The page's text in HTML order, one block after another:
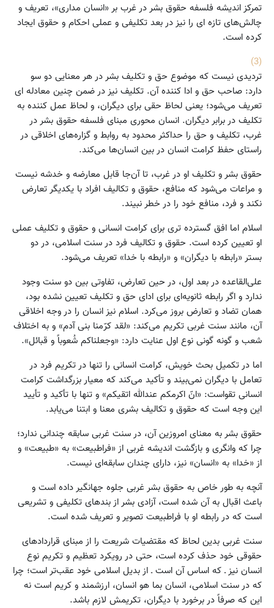
تمرکز اندیشه فلسفه حقوق بشر در غرب بر «انسان مداری»، تعریف و
چالش‌های تازه ای را نیز در بعد تکلیفی و عملی احکام و حقوق ایجاد
کرده است.
(3)
تردیدی نیست که موضوع حق و تکلیف بشر در هر معنایی دو سو
دارد: صاحب حق و ادا کننده آن. تکلیف نیز در ضمن چنین معادله ای
تعریف می‌شود؛ یعنی لحاظ حقی برای دیگران، و لحاظ عمل کننده به
تکلیف در برابر دیگران. انسان محوری مبنای فلسفه حقوق بشر در
غرب، تکلیف و حق را حداکثر محدود به روابط و گزاره‌های اخلاقی در
راستای حفظ کرامت انسان در بین انسان‌ها می‌کند.
حقوق بشر و تکلیف او در غرب، تا آن‌جا قابل معارضه و خدشه نیست
و مراعات می‌شود که منافع، حقوق و تکالیف افراد با یکدیگر تعارض
نکند و فرد، منافع خود را در خطر نبیند.
اسلام اما افق گسترده تری برای کرامت انسانی و حقوق و تکلیف عملی
او تعیین کرده است. حقوق و تکالیف فرد در سنت اسلامی، در دو
بستر «رابطه با دیگران» و «رابطه با خدا» تعریف می‌شود.
علی‌القاعده در بعد اول، در حین تعارض، تفاوتی بین دو سنت وجود
ندارد و اگر رابطه ثانویه‌ای برای ادای حق و تکلیف تعیین نشده بود،
همان تضاد و تعارض بروز می‌کرد. اسلام نیز انسان را در وجه اخلاقی
آن، مانند سنت غربی تکریم می‌کند: «لقد کرّمنا بنی آدم» و به اختلاف
شعب و گونه گونی نوع اول عنایت دارد: «وجعلناکم شُعوباً و قبائل».
اما در تکمیل بحث خویش، کرامت انسانی را تنها در تکریم فرد در
تعامل با دیگران نمی‌بیند و تأکید می‌کند که معیار بزرگداشت کرامت
انسانی تقواست: «انّ اکرمکم عندالله اتقیکم» و تنها با تأکید و تأیید
این وجه است که حقوق و تکالیف بشری معنا و ابتنا می‌یابد.
حقوق بشر به معنای امروزین آن، در سنت غربی سابقه چندانی ندارد؛
چرا که وانگری و بازگشت اندیشه غربی از «فراطبیعت» به «طبیعت» و
از «خدا» به «انسان» نیز، دارای چندان سابقه‌ای نیست.
آنچه به طور خاص به حقوق بشر غربی جلوه جهانگیر داده است و
باعث اقبال به آن شده است، آزادی بشر از بندهای تکلیفی و تشریعی
است که در رابطه او با فراطبیعت تصویر و تعریف شده است.
سنت غربی بدین لحاظ که مقتضیات شریعت را از مبنای قراردادهای
حقوقی خود حذف کرده است، حتی در رویکرد تعظیم و تکریم نوع
انسان نیز ـ که اساس آن است ـ از بدیل اسلامی خود عقب‌تر است؛ چرا
که در سنت اسلامی، انسان بما هو انسان، ارزشمند و کریم است نه
این که صرفاً در برخورد با دیگران، تکریمش لازم باشد.